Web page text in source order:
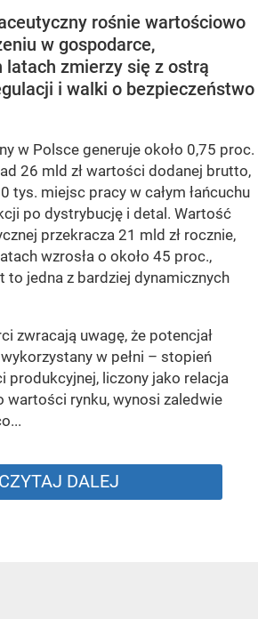
rośnie wartościowo
w gospodarce,
latach zmierzy się z ostrą
i walki o bezpieczeństwo
w Polsce generuje około 0,75 proc.
26 mld zł wartości dodanej brutto,
tys. miejsc pracy w całym łańcuchu
po dystrybucję i detal. Wartość
przekracza 21 mld zł rocznie,
wzrosła o około 45 proc.,
to jedna z bardziej dynamicznych
zwracają uwagę, że potencjał
w pełni – stopień
produkcyjnej, liczony jako relacja
wartości rynku, wynosi zaledwie
CZYTAJ DALEJ